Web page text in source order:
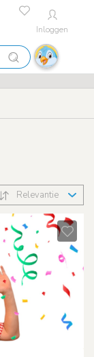
Inloggen
9.7
Relevantie